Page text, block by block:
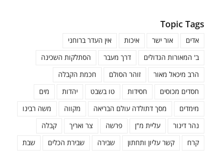
Topic Tags
אדים אור ישר איכות
אין העדר ברוחני
ב' המאורות הגדולים
דרך מעבר
הסתלקות השכינה
הרב מיכאל מאור
זוהר הסולם
חכמת הקבלה
חסדים מכוסים
חסידות טו בשבט יהדות
מים
מימדים
מסך דתולדה עולם הבריאה מקווה
משה רבינו
נהר דינור
עליית מ"ן פרשה צר ואריך
קבלה
קרח
קשר עליון ותחתון שבירה שבירת הכלים
שבת